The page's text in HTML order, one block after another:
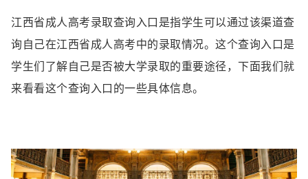
江西省成人高考录取查询入口是指学生可以通过该渠道查
询自己在江西省成人高考中的录取情况。这个查询入口是
学生们了解自己是否被大学录取的重要途径，下面我们就
来看看这个查询入口的一些具体信息。